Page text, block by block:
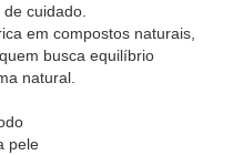
cuidado.
em compostos naturais,
busca equilíbrio
natural.
pele